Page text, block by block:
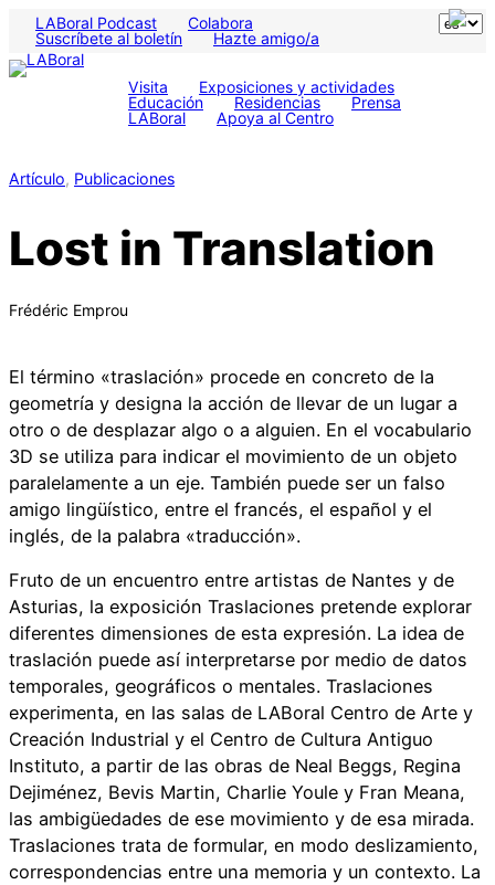
LABoral Podcast
Colabora
Suscríbete al boletín
Hazte amigo/a
Visita
Exposiciones y actividades
Educación
Residencias
Prensa
LABoral
Apoya al Centro
Artículo, Publicaciones
Lost in Translation
Frédéric Emprou
El término «traslación» procede en concreto de la
geometría y designa la acción de llevar de un lugar a
otro o de desplazar algo o a alguien. En el vocabulario
3D se utiliza para indicar el movimiento de un objeto
paralelamente a un eje. También puede ser un falso
amigo lingüístico, entre el francés, el español y el
inglés, de la palabra «traducción».
Fruto de un encuentro entre artistas de Nantes y de
Asturias, la exposición Traslaciones pretende explorar
diferentes dimensiones de esta expresión. La idea de
traslación puede así interpretarse por medio de datos
temporales, geográficos o mentales. Traslaciones
experimenta, en las salas de LABoral Centro de Arte y
Creación Industrial y el Centro de Cultura Antiguo
Instituto, a partir de las obras de Neal Beggs, Regina
Dejiménez, Bevis Martin, Charlie Youle y Fran Meana,
las ambigüedades de ese movimiento y de esa mirada.
Traslaciones trata de formular, en modo deslizamiento,
correspondencias entre una memoria y un contexto. La